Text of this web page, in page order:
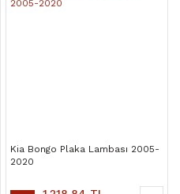
Kia Bongo Plaka Lambası 2005-
2020